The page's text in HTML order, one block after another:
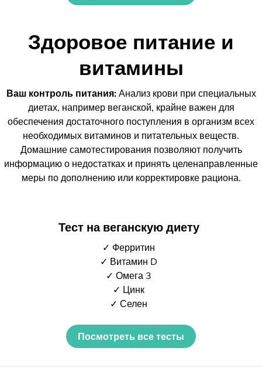
Здоровое питание и
витамины
Ваш контроль питания:Анализ крови при специальных
диетах, например веганской, крайне важен для
обеспечения достаточного поступления в организм всех
необходимых витаминов и питательных веществ.
Домашние самотестирования позволяют получить
информацию о недостатках и принять целенаправленные
меры по дополнению или корректировке рациона.
Тест на веганскую диету
✓ Ферритин
✓ Витамин D
✓ Омега 3
✓ Цинк
✓ Селен
Посмотреть все тесты